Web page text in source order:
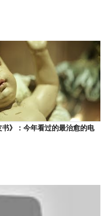
书》：今年看过的最治愈的电